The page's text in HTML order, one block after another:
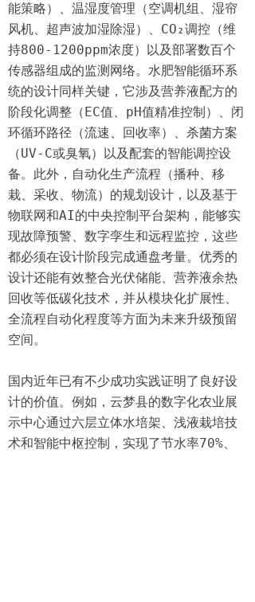
能策略）、温湿度管理（空调机组、湿帘
风机、超声波加湿除湿）、CO₂调控（维
持800-1200ppm浓度）以及部署数百个
传感器组成的监测网络。水肥智能循环系
统的设计同样关键，它涉及营养液配方的
阶段化调整（EC值、pH值精准控制）、闭
环循环路径（流速、回收率）、杀菌方案
（UV-C或臭氧）以及配套的智能调控设
备。此外，自动化生产流程（播种、移
栽、采收、物流）的规划设计，以及基于
物联网和AI的中央控制平台架构，能够实
现故障预警、数字孪生和远程监控，这些
都必须在设计阶段完成通盘考量。优秀的
设计还能有效整合光伏储能、营养液余热
回收等低碳化技术，并从模块化扩展性、
全流程自动化程度等方面为未来升级预留
空间。
国内近年已有不少成功实践证明了良好设
计的价值。例如，云梦县的数字化农业展
示中心通过六层立体水培架、浅液栽培技
术和智能中枢控制，实现了节水率70%、